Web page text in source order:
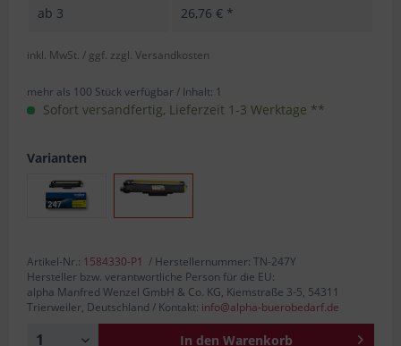
ab 3 26,76 € *
inkl. MwSt. / ggf. zzgl. Versandkosten
mehr als 100 Stück verfügbar / Inhalt: 1
Sofort versandfertig, Lieferzeit 1-3 Werktage **
Varianten
Artikel-Nr.: 1584330-P1 / Herstellernummer: TN-247Y
Hersteller bzw. verantwortliche Person für die EU:
alpha Manfred Wenzel GmbH & Co. KG, Kiemstraße 3-5, 54311
Trierweiler, Deutschland / Kontakt: info@alpha-buerobedarf.de
In den Warenkorb